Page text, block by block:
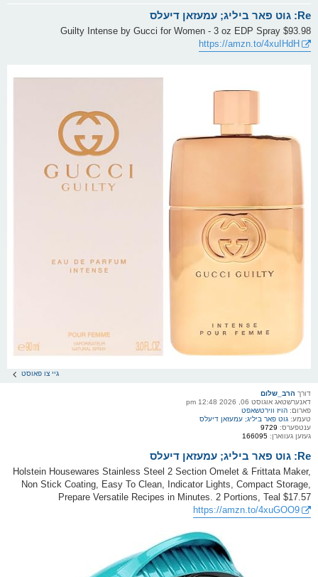
Re: גוט פאר ביליג; עמעזאן דיעלס
Guilty Intense by Gucci for Women - 3 oz EDP Spray $93.98
https://amzn.to/4xuIHdH
גיי צו פאוסט
דורך הרב_שלום
דאנערשטאג אוגוסט 06, 2026 12:48 pm
פארום: הויז ווירטשאפט
טעמע: גוט פאר ביליג; עמעזאן דיעלס
ענטפערס: 9729
געזען געווארן: 166095
Re: גוט פאר ביליג; עמעזאן דיעלס
Holstein Housewares Stainless Steel 2 Section Omelet & Frittata Maker,
Non Stick Coating, Easy To Clean, Indicator Lights, Compact Storage,
Prepare Versatile Recipes in Minutes. 2 Portions, Teal $17.57
https://amzn.to/4xuGOO9